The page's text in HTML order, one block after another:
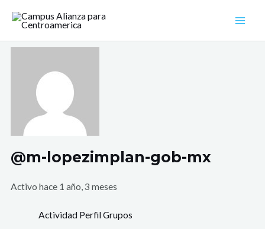
contenido
@m-lopezimplan-gob-mx
Activo hace 1 año, 3 meses
Actividad PerfilGrupos